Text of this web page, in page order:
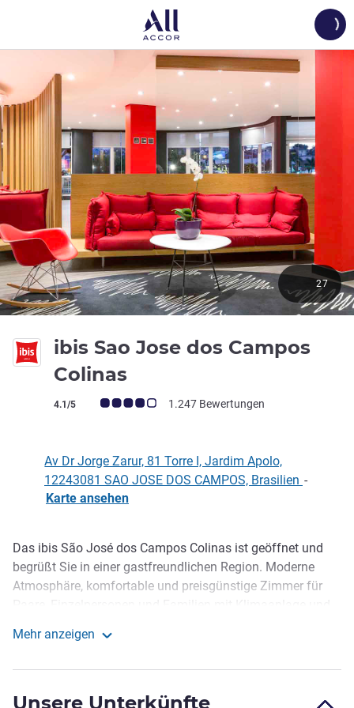
ibis Sao Jose dos Campos
Colinas
Note Kundenmeinungen (Bewertung ALL)
4.1/5 1.247 Bewertungen
27
Av Dr Jorge Zarur, 81 Torre I, Jardim Apolo,
12243081 SAO JOSE DOS CAMPOS, Brasilien -
Karte ansehen
Beschreibung
Das ibis São José dos Campos Colinas ist geöffnet und
begrüßt Sie in einer gastfreundlichen Region. Moderne
Atmosphäre, komfortable und preisgünstige Zimmer für
Mittag- und Abendessen mit internationaler Küche. Alles
Mehr anzeigen
Unsere Unterkünfte